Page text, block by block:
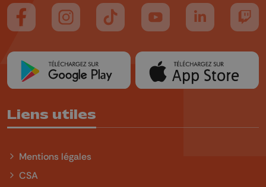
Suivez-nous sur FaceBook
Suivez-nous sur Instagram
Suivez-nous sur TikTok
Suivez-nous sur YouTube
Suivez-nous
Liens utiles
Mentions légales
CSA